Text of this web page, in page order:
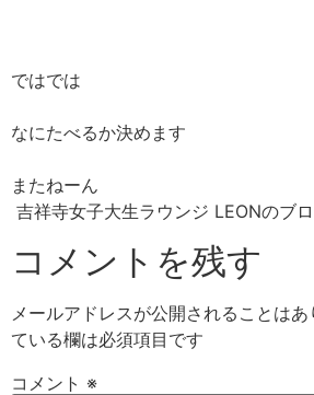
ではでは
なにたべるか決めます
またねーん
吉祥寺女子大生ラウンジ LEONのブ
コメントを残す
メールアドレスが公開されることはあ
ている欄は必須項目です
コメント ※